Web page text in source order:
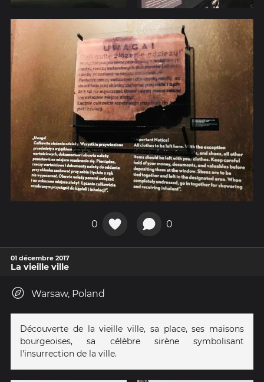
0 0
01 décembre 2017
La vieille ville
Warsaw, Poland
Découverte de la vieille ville, sa place, ses maisons
bourgeoises, sa célèbre sirène symbolisant
l'insurrection de la ville.